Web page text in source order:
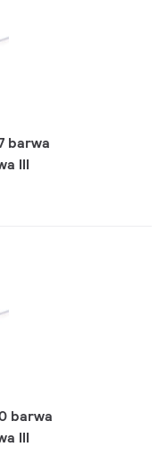
barwa
III
barwa
III